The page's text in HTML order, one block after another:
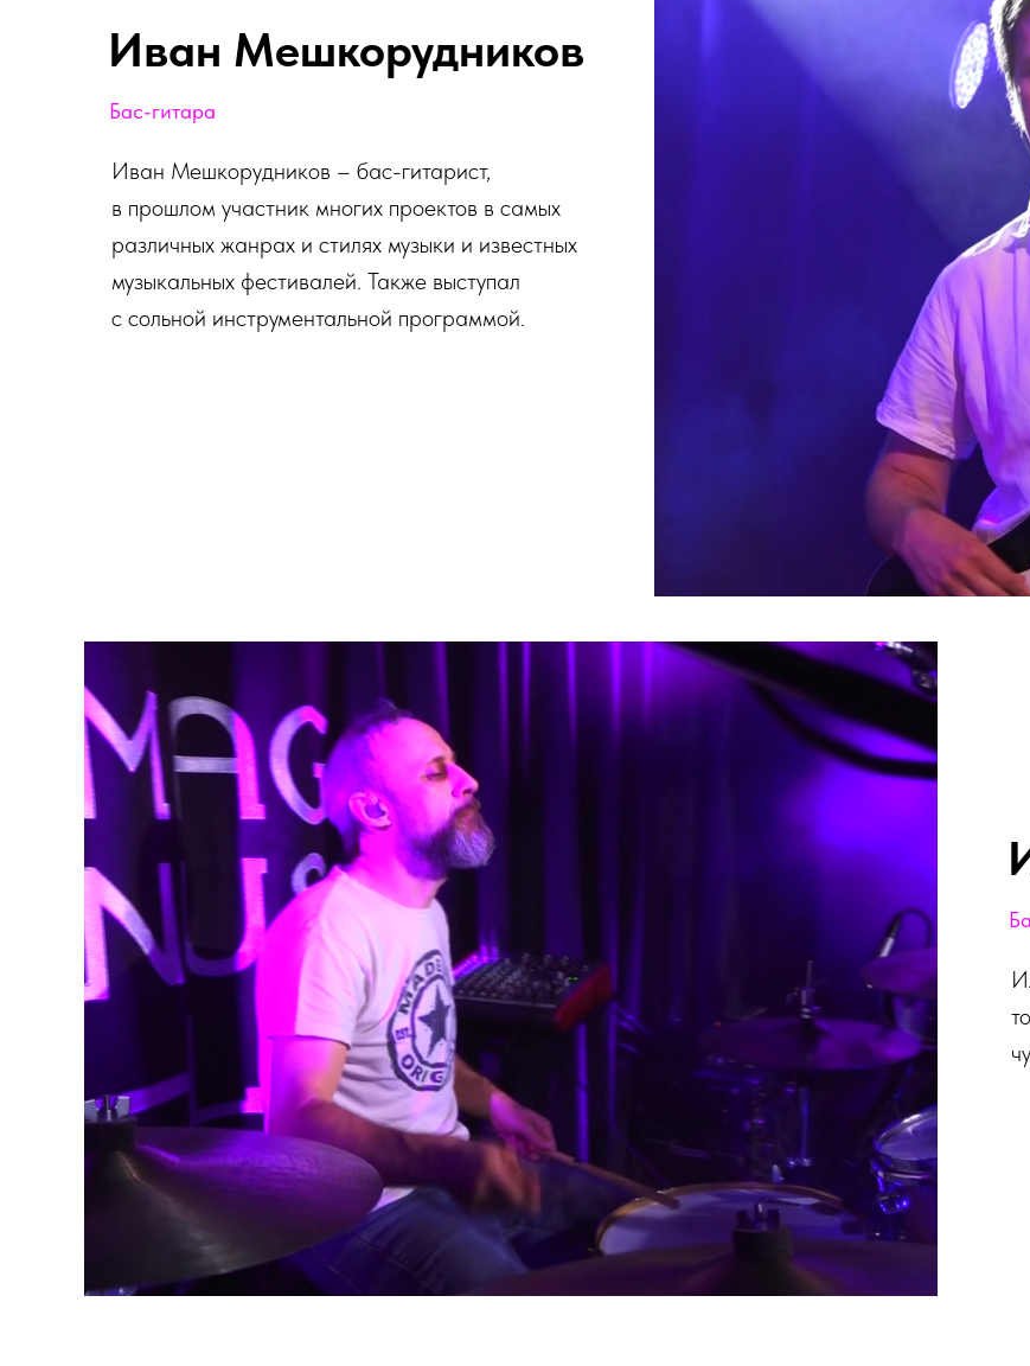
Иван Мешкорудников
Иван Мешкорудников – бас-гитарист,
в прошлом участник многих проектов в самых
различных жанрах и стилях музыки и известных
музыкальных фестивалей. Также выступал
с сольной инструментальной программой.
Бас-гитара